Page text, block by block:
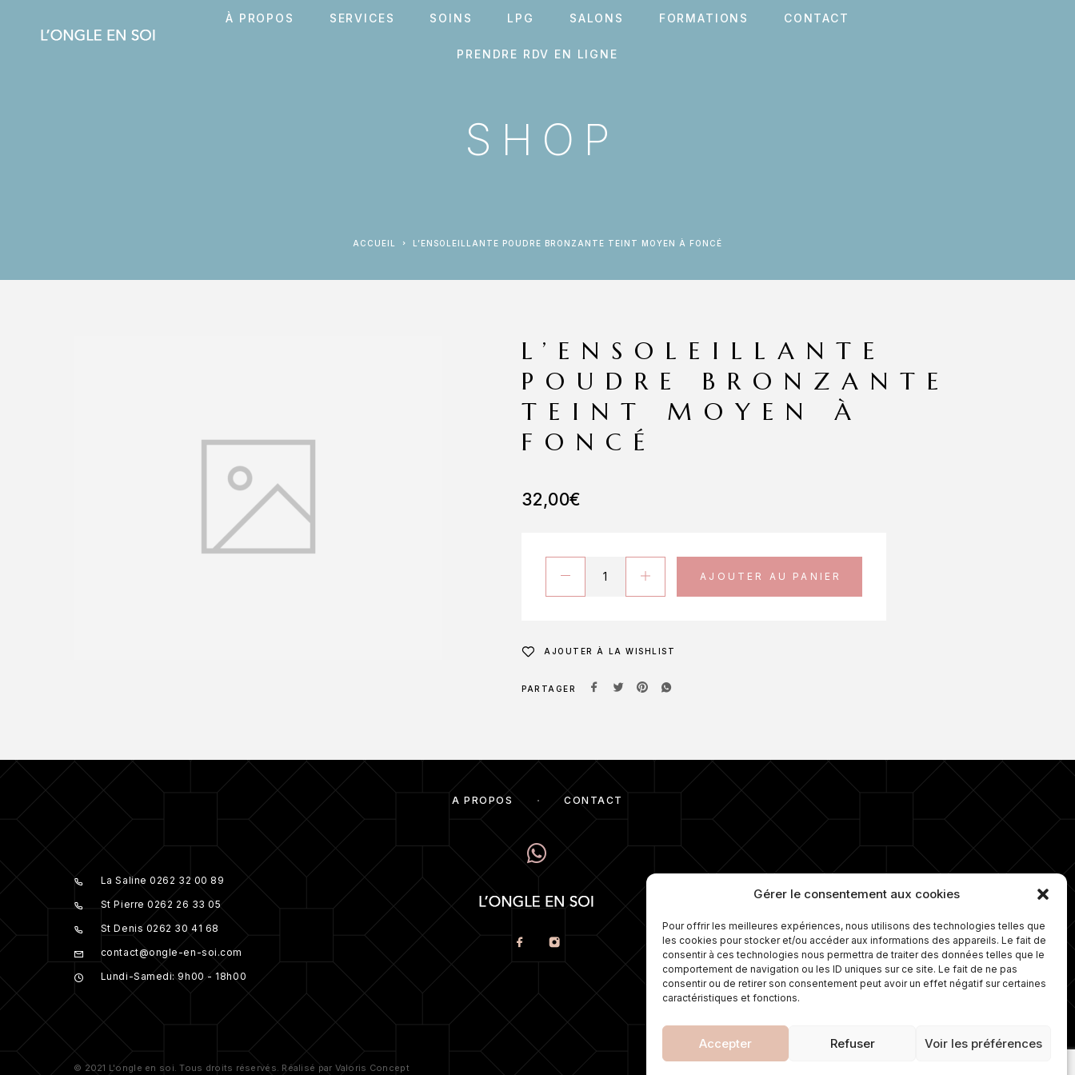
Gérer le consentement aux cookies
Pour offrir les meilleures expériences, nous utilisons des technologies telles que
les cookies pour stocker et/ou accéder aux informations des appareils. Le fait de
consentir à ces technologies nous permettra de traiter des données telles que le
comportement de navigation ou les ID uniques sur ce site. Le fait de ne pas
consentir ou de retirer son consentement peut avoir un effet négatif sur certaines
caractéristiques et fonctions.
Accepter Refuser Voir les préférences
À PROPOS SERVICES SOINS LPG SALONS FORMATIONS CONTACT
PRENDRE RDV EN LIGNE
SHOP
ACCUEIL L’ENSOLEILLANTE POUDRE BRONZANTE TEINT MOYEN À FONCÉ
L’ENSOLEILLANTE
POUDRE BRONZANTE
TEINT MOYEN À
FONCÉ
32,00€
AJOUTER AU PANIER
AJOUTER À LA WISHLIST
PARTAGER
À PROPOS CONTACT
La Saline 0262 32 00 89
St Pierre 0262 26 33 05
St Denis 0262 30 41 68
contact@ongle-en-soi.com
Lundi-Samedi: 9h00 - 18h00
pose d’ongles. Nous proposons
mesure et travaillons avec les
meilleures marques de cosmétiques.
© 2021 L'ongle en soi. Tous droits réservés. Réalisé par Valoris Concept
POLITIQUE DE CONFIDENTIALITÉ MENTIONS LÉGALES